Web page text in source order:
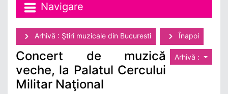
Navigare
Arhivă : Ştiri muzicale din Bucuresti Înapoi
Arhivă :
Concert de muzică
veche, la Palatul Cercului
Militar Naţional